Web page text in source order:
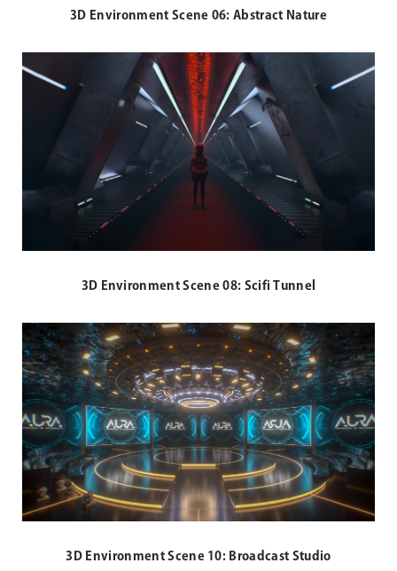
3D Environment Scene 06: Abstract Nature
3D Environment Scene 08: Scifi Tunnel
3D Environment Scene 10: Broadcast Studio